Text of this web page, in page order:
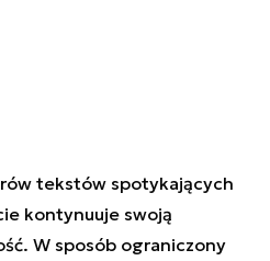
tekstów spotykających
kontynuuje swoją
W sposób ograniczony